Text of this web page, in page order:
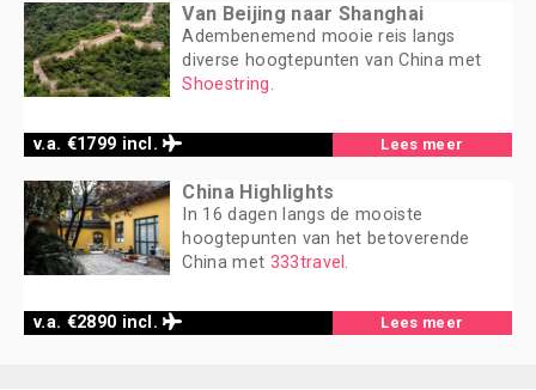
v.a. €1799 incl.
Van Beijing naar Shanghai
Adembenemend mooie reis langs
diverse hoogtepunten van China met
Shoestring.
Lees meer
v.a. €2890 incl.
China Highlights
In 16 dagen langs de mooiste
hoogtepunten van het betoverende
China met 333travel .
Lees meer